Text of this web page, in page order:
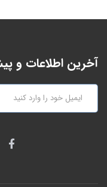
آخرین اطلاعات و